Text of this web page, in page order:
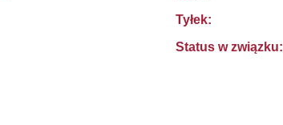
Tyłek:
Status w związku: